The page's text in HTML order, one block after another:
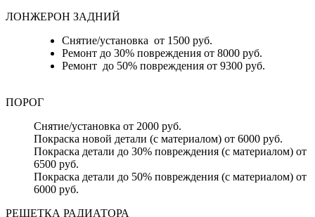
ЛОНЖЕРОН ЗАДНИЙ
Снятие/установка от 1500 руб.
Ремонт до 30% повреждения от 8000 руб.
Ремонт до 50% повреждения от 9300 руб.
ПОРОГ
Снятие/установка от 2000 руб.
Покраска новой детали (с материалом) от 6000 руб.
Покраска детали до 30% повреждения (с материалом) от
6500 руб.
Покраска детали до 50% повреждения (с материалом) от
6000 руб.
РЕШЕТКА РАДИАТОРА